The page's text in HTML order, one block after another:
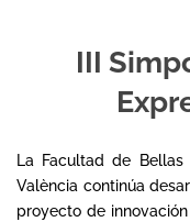
III
La Facultad de
València continúa
proyecto de